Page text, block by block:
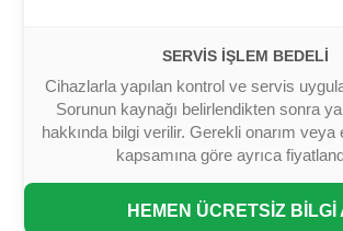
SERVIS İŞLEM BEDELI
Cihazlarla yapılan kontrol ve servis
Sorunun kaynağı belirlendikten sonra
hakkında bilgi verilir. Gerekli onarım
kapsamına göre ayrıca
HEMEN ÜCRETSİZ BİLGİ